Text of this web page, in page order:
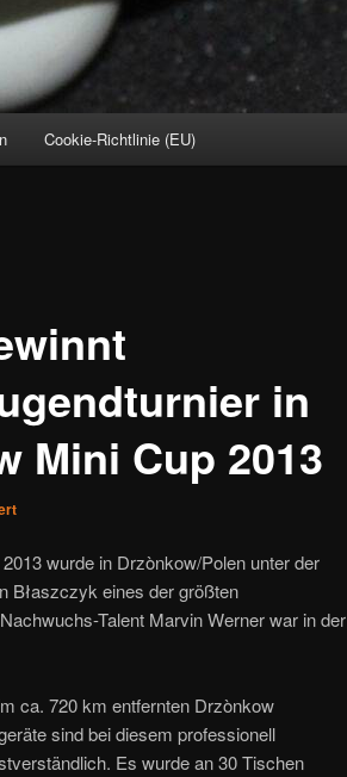
Cookie-Richtlinie (EU)
in
Mini Cup 2013
wurde in Drzònkow/Polen unter der
Błaszczyk eines der größten
Talent Marvin Werner war in der
ca. 720 km entfernten Drzònkow
sind bei diesem professionell
Es wurde an 30 Tischen